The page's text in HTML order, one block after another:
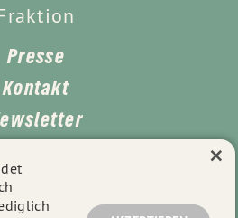
Presse
Kontakt
×